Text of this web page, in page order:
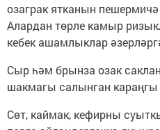
озаграк ятканын
Алардан төрле камыр
кебек ашамлыклар
Сыр һәм брынза озак
шакмагы салынган
Сөт, каймак, кефирны